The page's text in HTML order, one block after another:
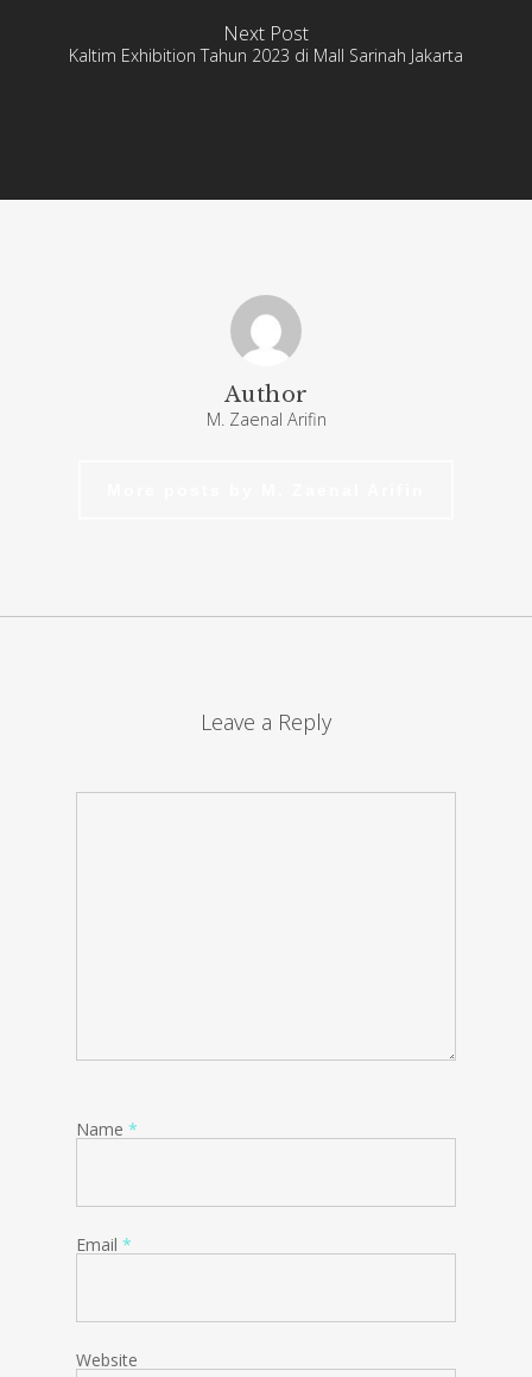
Next Post
Kaltim Exhibition Tahun 2023 di Mall Sarinah Jakarta
Author
M. Zaenal Arifin
Leave a Reply
Name *
Email *
Website